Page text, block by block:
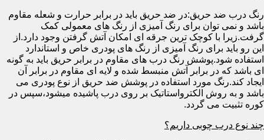
رنگ درب ضد حریق:در ضد حریق باید در برابر حرارت و شعله مقاوم
باشد و نمی توان برای رنگ آمیزی از رنگ های معمولی کمک
گرفت.زیرا با کوچک ترین جرقه ای امکان آتش گرفتن وجود دارد.از
این رو باید برای رنگ آمیزی از رنگ های پودری خاص و استاندارد
استفاده شود.پوشش رنگ درب های مقاوم در برابر حریق باید به گونه
ای باشد که در برابر آتش منبسط شده و لایه ای مقاوم در برابر آن
ایجاد کند.رنگ مورد استفاده در پوشش ضد حریق از نوع پودری می
باشد و به روش الکترواستاتیک بر روی درب پاشیده میشود،سپس در
کوره تثبیت می گردد.
چند نوع درب چوبی داریم؟